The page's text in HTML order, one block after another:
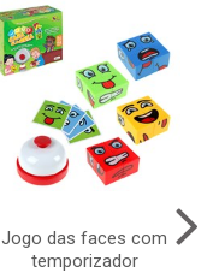
Jogo das faces com
temporizador